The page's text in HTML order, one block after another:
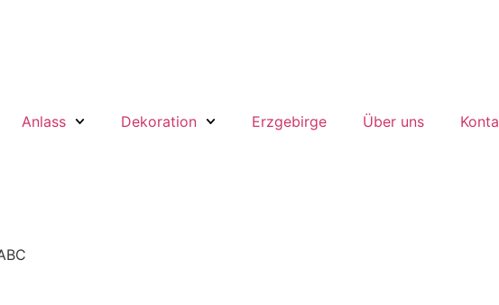
Anlass Dekoration Erzgebirge Über uns